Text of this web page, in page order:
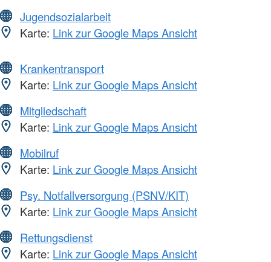
Jugendsozialarbeit
Karte: Link zur Google Maps Ansicht
Krankentransport
Karte: Link zur Google Maps Ansicht
Mitgliedschaft
Karte: Link zur Google Maps Ansicht
Mobilruf
Karte: Link zur Google Maps Ansicht
Psy. Notfallversorgung (PSNV/KIT)
Karte: Link zur Google Maps Ansicht
Rettungsdienst
Karte: Link zur Google Maps Ansicht